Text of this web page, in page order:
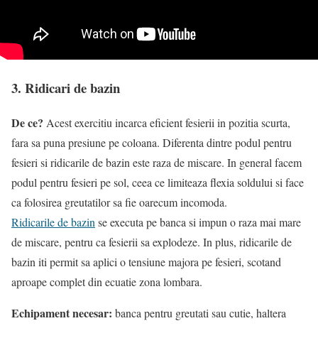
3. Ridicari de bazin
De ce? Acest exercitiu incarca eficient fesierii in pozitia scurta,
fara sa puna presiune pe coloana. Diferenta dintre podul pentru
fesieri si ridicarile de bazin este raza de miscare. In general facem
podul pentru fesieri pe sol, ceea ce limiteaza flexia soldului si face
ca folosirea greutatilor sa fie oarecum incomoda.
Ridicarile de bazin se executa pe banca si impun o raza mai mare
de miscare, pentru ca fesierii sa explodeze. In plus, ridicarile de
bazin iti permit sa aplici o tensiune majora pe fesieri, scotand
aproape complet din ecuatie zona lombara.
Echipament necesar: banca pentru greutati sau cutie, haltera